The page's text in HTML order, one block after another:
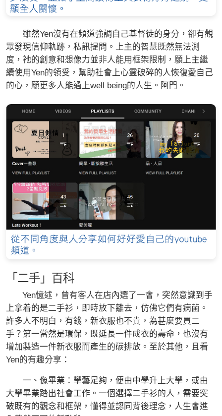
雖然Yen沒有在頻道強調自己基督徒的身分，卻有觀
眾發現信仰軌跡，私訊提問。上主的智慧既然無法測
度，祂的創意和想像力並非人能用框架限制，願上主繼
續使用Yen的領受，幫助社會上心靈破碎的人恢復愛自己
的心，願更多人能過上well being的人生。阿門。
「二手」百科
Yen憶述，曾有客人在店內選了一會，突然意識到手
上拿着的是二手衫，即時放下離去，仿佛它們有病菌。
許多人不明白，有錢，新衣服也不貴，為甚麼要買二
手？第一當然是環保，既延長一件成衣的壽命，也沒有
增加製造一件新衣服而產生的碳排放。至於其他，且看
Yen的有趣分享：
一、像畢業：學藝足夠，便由中學升上大學，或由
大學畢業踏出社會工作。一個選擇二手衫的人，需要突
破既有的觀念和框架，懂得並認同背後理念，人生會進